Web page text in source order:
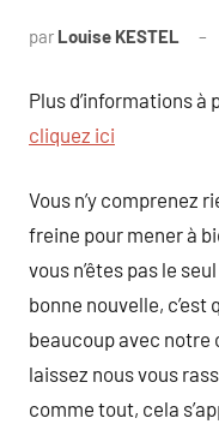
par Louise KESTEL
Plus d’informations à
cliquez ici
Vous n’y comprenez
freine pour mener à
vous n’êtes pas le
bonne nouvelle,
beaucoup avec notre
laissez nous vous
comme tout, cela